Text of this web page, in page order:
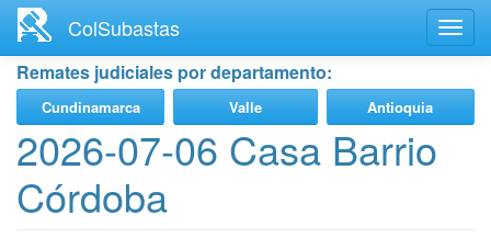
contenido
principal
ColSubastas
Remates judiciales por departamento:
Cundinamarca Valle Antioquia
2026-07-06 Casa Barrio
Córdoba